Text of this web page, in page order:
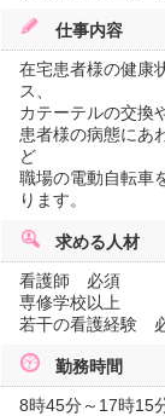
仕事内容
在宅患者様の健康
ス、
カテーテルの交換
患者様の病態にあ
ど
職場の電動自転車
ります。
求める人材
看護師 必須
専修学校以上
若干の看護経験
勤務時間
8時45分～17時15